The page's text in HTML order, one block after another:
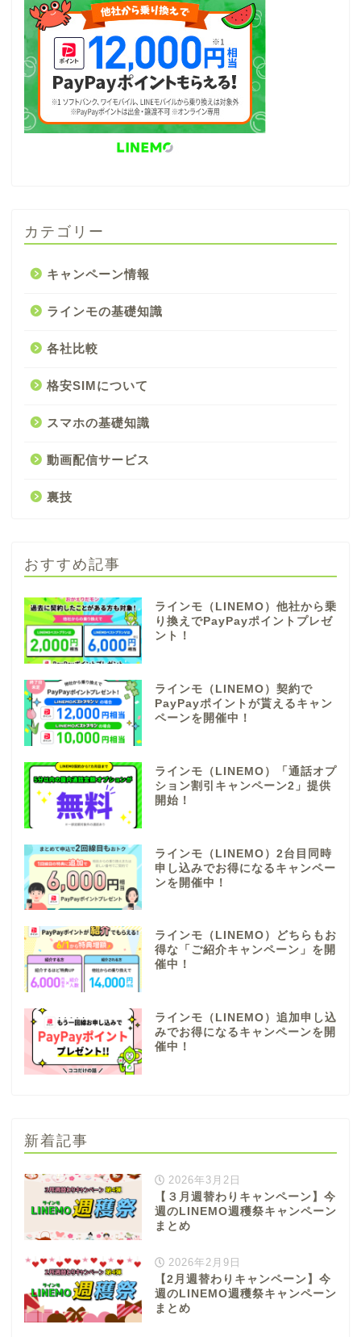
カテゴリー
キャンペーン情報
ラインモの基礎知識
各社比較
格安SIMについて
スマホの基礎知識
動画配信サービス
裏技
おすすめ記事
ラインモ（LINEMO）他社から乗
り換えでPayPayポイントプレゼ
ント！
ラインモ（LINEMO）契約で
PayPayポイントが貰えるキャン
ペーンを開催中！
ラインモ（LINEMO）「通話オプ
ション割引キャンペーン2」提供
開始！
ラインモ（LINEMO）2台目同時
申し込みでお得になるキャンペー
ンを開催中！
ラインモ（LINEMO）どちらもお
得な「ご紹介キャンペーン」を開
催中！
ラインモ（LINEMO）追加申し込
みでお得になるキャンペーンを開
催中！
新着記事
2026年3月2日
【３月週替わりキャンペーン】今
週のLINEMO週穫祭キャンペーン
まとめ
2026年2月9日
【2月週替わりキャンペーン】今
週のLINEMO週穫祭キャンペーン
まとめ